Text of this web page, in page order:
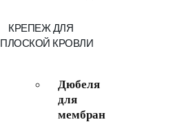
КРЕПЕЖ ДЛЯ
ПЛОСКОЙ КРОВЛИ
Дюбеля
для
мембран